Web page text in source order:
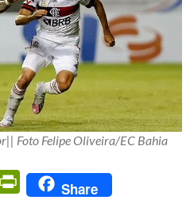
Foto Felipe Oliveira/EC Bahia
PrintFriendly
Share